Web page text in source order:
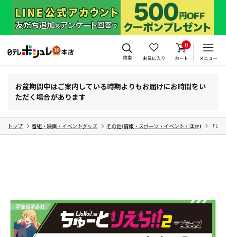
検索 お気に入り
0
カート メニュー
お盆期間中はご案内している時期よりもお届けにお時間をい
ただく場合があります
トップ 番組・映画・イベントグッズ その他(情報・スポーツ・イベント・ほか) 「